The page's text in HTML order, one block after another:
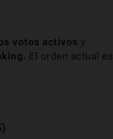
votos activos y
El orden actual es